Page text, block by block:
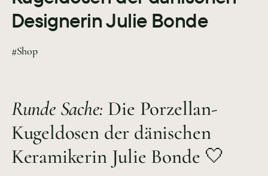
Designerin Julie Bonde
#Shop
Runde Sache: Die Porzellan-
Kugeldosen der dänischen
Keramikerin Julie Bonde 🤍